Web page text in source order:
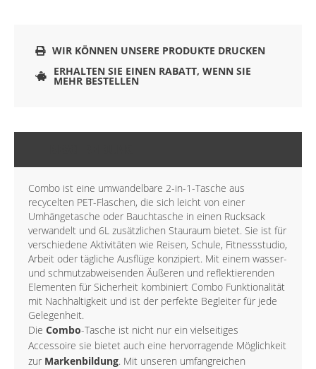
WIR KÖNNEN UNSERE PRODUKTE DRUCKEN
ERHALTEN SIE EINEN RABATT, WENN SIE
MEHR BESTELLEN
Combo ist eine umwandelbare 2-in-1-Tasche aus
recycelten PET-Flaschen, die sich leicht von einer
Umhängetasche oder Bauchtasche in einen Rucksack
verwandelt und 6L zusätzlichen Stauraum bietet. Sie ist für
verschiedene Aktivitäten wie Reisen, Schule, Fitnessstudio,
Arbeit oder tägliche Ausflüge konzipiert. Mit einem wasser-
und schmutzabweisenden Äußeren und reflektierenden
Elementen für Sicherheit kombiniert Combo Funktionalität
mit Nachhaltigkeit und ist der perfekte Begleiter für jede
Gelegenheit.
Die Combo-Tasche ist nicht nur ein vielseitiges
Accessoire sie bietet auch eine hervorragende Möglichkeit
zur Markenbildung. Mit unseren umfangreichen